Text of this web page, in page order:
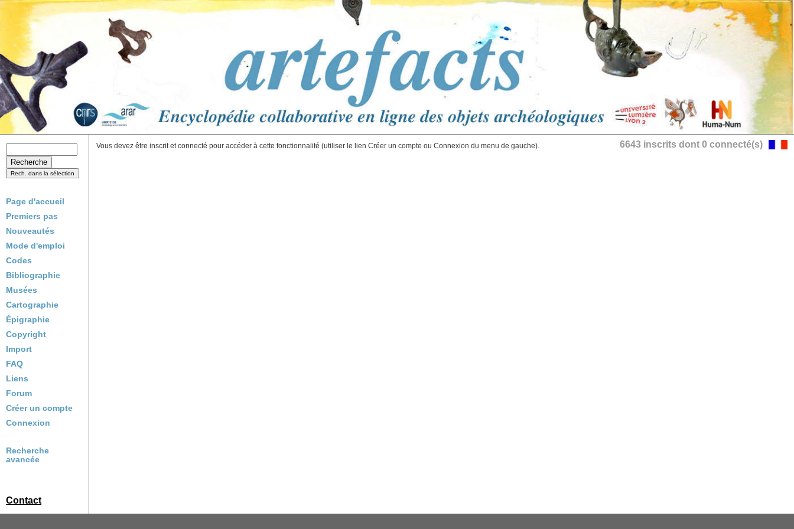
Page d'accueil
Premiers pas
Nouveautés
Mode d'emploi
Codes
Bibliographie
Musées
Cartographie
Épigraphie
Copyright
Import
FAQ
Liens
Forum
Créer un compte
Connexion
Recherche
avancée
Contact
6643 inscrits dont 0 connecté(s)
Vous devez être inscrit et connecté pour accéder à cette fonctionnalité (utiliser le lien Créer un compte ou Connexion du menu de gauche).